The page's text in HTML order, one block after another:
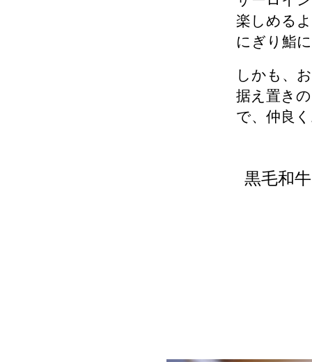
楽しめる
にぎり鮨
しかも、
据え置き
で、仲良
黒毛和